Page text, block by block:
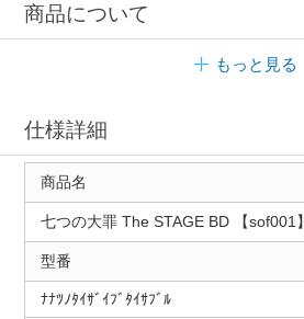
商品について
もっと見る
仕様詳細
商品名
七つの大罪 The STAGE BD 【sof001】
型番
ﾅﾅﾂﾉﾀｲｻﾞｲﾌﾞﾀｲｻﾌﾞﾙ